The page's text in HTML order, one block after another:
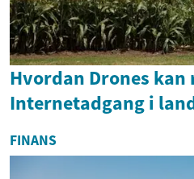
Hvordan Drones
Internetadgang i
FINANS